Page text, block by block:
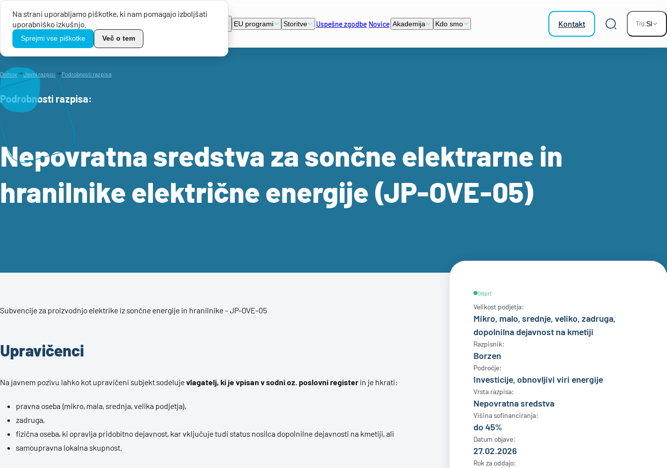
Na strani uporabljamo piškotke, ki nam pomagajo izboljšati
uporabniško izkušnjo.
Sprejmi vse piškotke Več o tem
TikoPro
EU programi Storitve Uspešne zgodbe Novice Akademija Kdo smo Kontakt
Iskalnik
Trg:Sl
Domov Javni razpisi Podrobnosti razpisa
Podrobnosti razpisa:
Nepovratna sredstva za sončne elektrarne in
hranilnike električne energije (JP-OVE-05)
Subvencije za proizvodnjo elektrike iz sončne energije in hranilnike - JP-OVE-05
Upravičenci
Na javnem pozivu lahko kot upravičeni subjekt sodelujevlagatelj, ki je vpisan v sodni oz. poslovni register in je hkrati:
pravna oseba (mikro, mala, srednja, velika podjetja),
zadruga,
fizična oseba, ki opravlja pridobitno dejavnost, kar vključuje tudi status nosilca dopolnilne dejavnosti na kmetiji, ali
samoupravna lokalna skupnost.
Odprt
Velikost podjetja:
Mikro, malo, srednje, veliko, zadruga,
dopolnilna dejavnost na kmetiji
Razpisnik:
Borzen
Področje:
Investicije, obnovljivi viri energije
Vrsta razpisa:
Nepovratna sredstva
Višina sofinanciranja:
do 45%
Datum objave:
27.02.2026
Rok za oddajo: